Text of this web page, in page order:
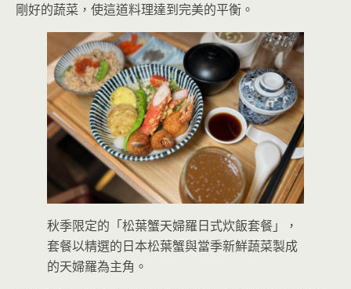
剛好的蔬菜，使這道料理達到完美的平衡。
秋季限定的「松葉蟹天婦羅日式炊飯套餐」，
套餐以精選的日本松葉蟹與當季新鮮蔬菜製成
的天婦羅為主角。